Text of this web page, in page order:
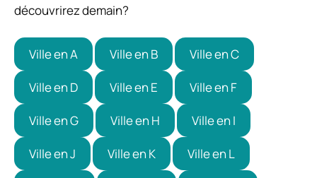
découvrirez demain?
Ville en A Ville en B Ville en C
Ville en D Ville en E Ville en F
Ville en G Ville en H Ville en I
Ville en J Ville en K Ville en L